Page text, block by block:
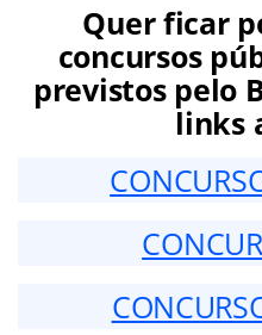
Quer ficar
concursos
previstos pelo
links